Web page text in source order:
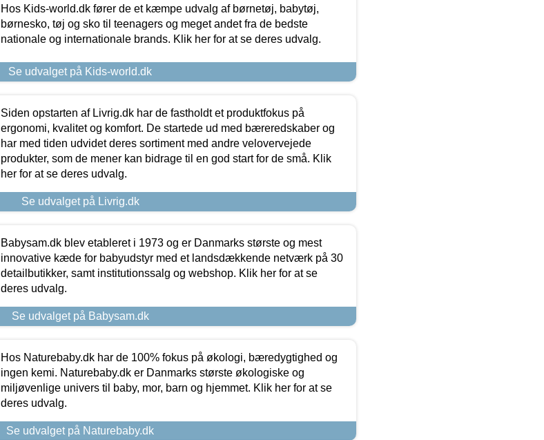
Hos Kids-world.dk fører de et kæmpe udvalg af børnetøj, babytøj,
børnesko, tøj og sko til teenagers og meget andet fra de bedste
nationale og internationale brands. Klik her for at se deres udvalg.
Se udvalget på Kids-world.dk
Siden opstarten af Livrig.dk har de fastholdt et produktfokus på
ergonomi, kvalitet og komfort. De startede ud med bæreredskaber og
har med tiden udvidet deres sortiment med andre velovervejede
produkter, som de mener kan bidrage til en god start for de små. Klik
her for at se deres udvalg.
Se udvalget på Livrig.dk
Babysam.dk blev etableret i 1973 og er Danmarks største og mest
innovative kæde for babyudstyr med et landsdækkende netværk på 30
detailbutikker, samt institutionssalg og webshop. Klik her for at se
deres udvalg.
Se udvalget på Babysam.dk
Hos Naturebaby.dk har de 100% fokus på økologi, bæredygtighed og
ingen kemi. Naturebaby.dk er Danmarks største økologiske og
miljøvenlige univers til baby, mor, barn og hjemmet. Klik her for at se
deres udvalg.
Se udvalget på Naturebaby.dk